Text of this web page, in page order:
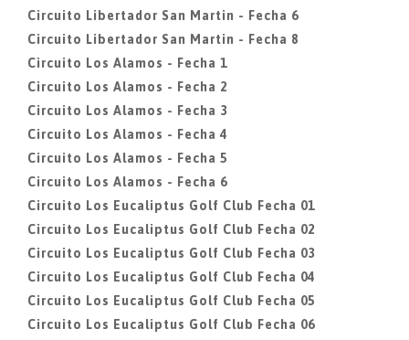
Circuito Libertador San Martin - Fecha 6
Circuito Libertador San Martin - Fecha 8
Circuito Los Alamos - Fecha 1
Circuito Los Alamos - Fecha 2
Circuito Los Alamos - Fecha 3
Circuito Los Alamos - Fecha 4
Circuito Los Alamos - Fecha 5
Circuito Los Alamos - Fecha 6
Circuito Los Eucaliptus Golf Club Fecha 01
Circuito Los Eucaliptus Golf Club Fecha 02
Circuito Los Eucaliptus Golf Club Fecha 03
Circuito Los Eucaliptus Golf Club Fecha 04
Circuito Los Eucaliptus Golf Club Fecha 05
Circuito Los Eucaliptus Golf Club Fecha 06